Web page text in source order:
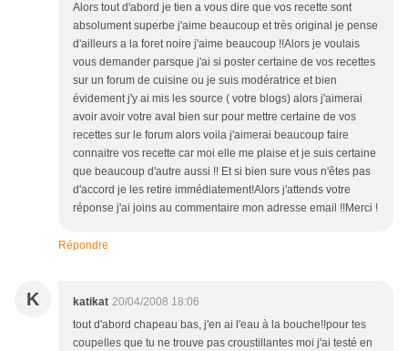
Alors tout d'abord je tien a vous dire que vos recette sont
absolument superbe j'aime beaucoup et très original je pense
d'ailleurs a la foret noire j'aime beaucoup !!Alors je voulais
vous demander parsque j'ai si poster certaine de vos recettes
sur un forum de cuisine ou je suis modératrice et bien
évidement j'y ai mis les source ( votre blogs) alors j'aimerai
avoir avoir votre aval bien sur pour mettre certaine de vos
recettes sur le forum alors voila j'aimerai beaucoup faire
connaitre vos recette car moi elle me plaise et je suis certaine
que beaucoup d'autre aussi !! Et si bien sure vous n'êtes pas
d'accord je les retire immédiatement!Alors j'attends votre
réponse j'ai joins au commentaire mon adresse email !!Merci !
Répondre
K katikat 20/04/2008 18:06
tout d'abord chapeau bas, j'en ai l'eau à la bouche!!pour tes
coupelles que tu ne trouve pas croustillantes moi j'ai testé en